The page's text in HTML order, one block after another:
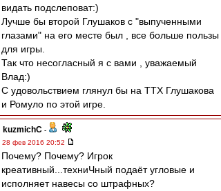
видать подслеповат:)
Лучше бы второй Глушаков с "выпученными
глазами" на его месте был , все больше пользы
для игры.
Так что несогласный я с вами , уважаемый
Влад:)
С удовольствием глянул бы на ТТХ Глушакова
и Ромуло по этой игре.
kuzmichC -
28 фев 2016 20:52
Почему? Почему? Игрок
креативный...техниЧный подаёт угловые и
исполняет навесы со штрафных?